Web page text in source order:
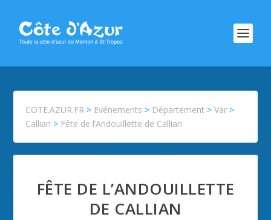
COTE.AZUR.FR > Evénements > Département >Var >
Callian > Fête de l’Andouillette de Callian
FÊTE DE L’ANDOUILLETTE
DE CALLIAN